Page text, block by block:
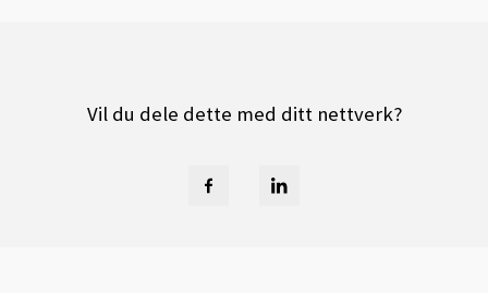
Vil du dele dette med ditt nettverk?